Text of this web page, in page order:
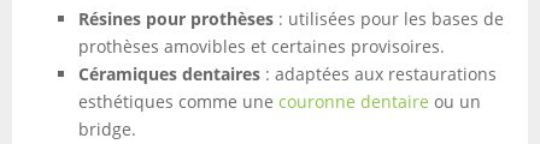
Résines pour prothèses : utilisées pour les bases de
prothèses amovibles et certaines provisoires.
Céramiques dentaires : adaptées aux restaurations
esthétiques comme une couronne dentaire ou un
bridge.